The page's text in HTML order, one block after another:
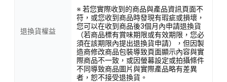
退換貨權益
※ 若您實際收到的商品與產品資訊頁面不
符，或您收到商品時發現有瑕疵或損壞，
您可以在收到商品後3個月內申請退換貨
（若商品標有賞味期限或有效期限，您必
須在該期限內提出退換貨申請），但因製
造商修改商品包裝導致頁面顯示內容與實
際商品不一致，或因螢幕設定或拍攝條件
不同導致商品圖片與實際產品略有差異
者，恕不接受退換貨。